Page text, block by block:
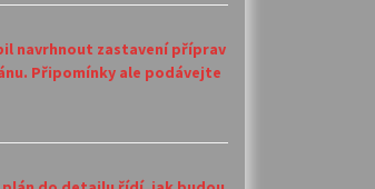
navrhnout zastavení příprav
Připomínky ale podávejte